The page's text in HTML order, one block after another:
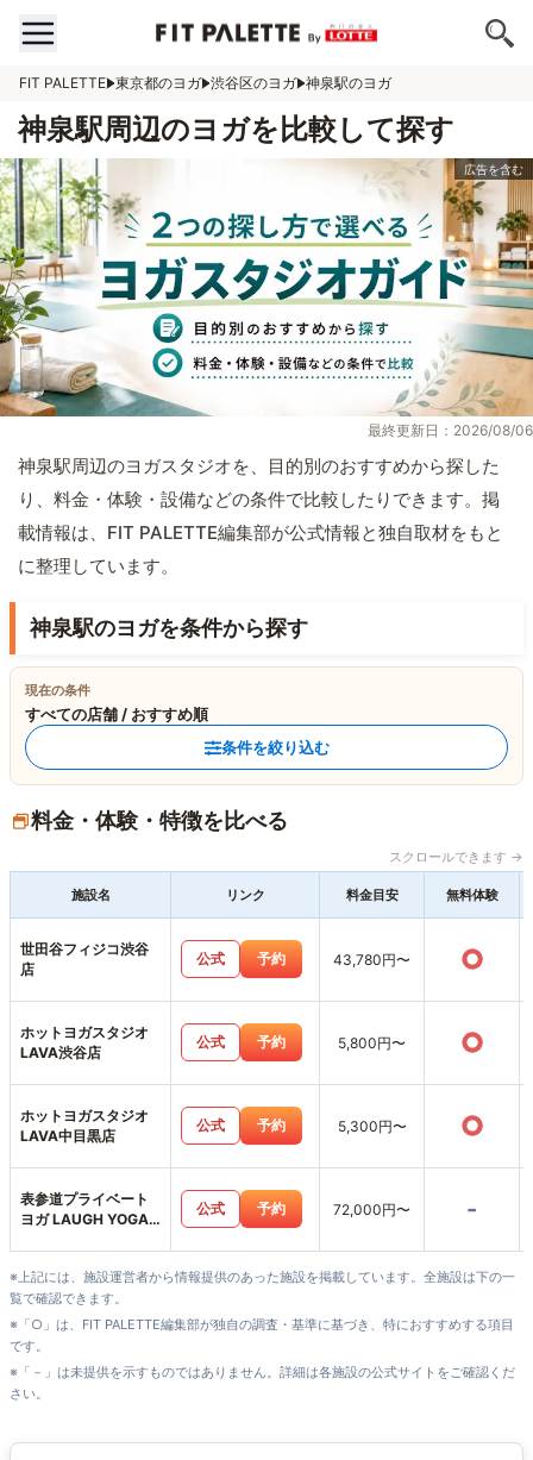
FIT PALETTE 東京都のヨガ 渋谷区のヨガ 神泉駅のヨガ
神泉駅周辺のヨガを比較して探す
最終更新日：2026/08/06
神泉駅周辺のヨガスタジオを、目的別のおすすめから探した
り、料金・体験・設備などの条件で比較したりできます。掲
載情報は、FIT PALETTE編集部が公式情報と独自取材をもと
に整理しています。
神泉駅のヨガを条件から探す
現在の条件
すべての店舗 / おすすめ順
条件を絞り込む
料金・体験・特徴を比べる
スクロールできます →
施設名 リンク 料金目安 無料体験
世田谷フィジコ渋谷
店
公式 予約 43,780円〜 ○
ホットヨガスタジオ
LAVA渋谷店
公式 予約 5,800円〜 ○
ホットヨガスタジオ
LAVA中目黒店
公式 予約 5,300円〜 ○
表参道プライベート
ヨガ LAUGH YOGA
公式 予約 72,000円〜 -
※上記には、施設運営者から情報提供のあった施設を掲載しています。全施設は下の一
覧で確認できます。
※「○」は、FIT PALETTE編集部が独自の調査・基準に基づき、特におすすめする項目
です。
※「－」は未提供を示すものではありません。詳細は各施設の公式サイトをご確認くだ
さい。